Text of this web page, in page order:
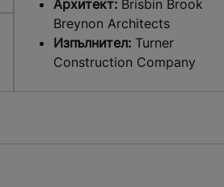
Архитект: Brisbin Brook
Breynon Architects
Изпълнител: Turner
Construction Company